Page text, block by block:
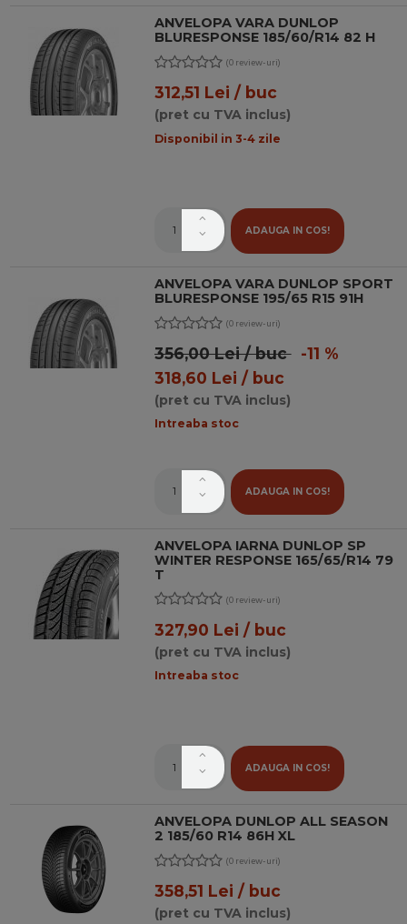
ANVELOPA VARA DUNLOP
BLURESPONSE 185/60/R14 82 H
(0 review-uri)
312,51 Lei / buc
(pret cu TVA inclus)
Disponibil in 3-4 zile
ADAUGA IN COS!
ANVELOPA VARA DUNLOP SPORT
BLURESPONSE 195/65 R15 91H
(0 review-uri)
356,00 Lei / buc-11 %
318,60 Lei / buc
(pret cu TVA inclus)
Intreaba stoc
ADAUGA IN COS!
ANVELOPA IARNA DUNLOP SP
WINTER RESPONSE 165/65/R14 79
T
(0 review-uri)
327,90 Lei / buc
(pret cu TVA inclus)
Intreaba stoc
ADAUGA IN COS!
ANVELOPA DUNLOP ALL SEASON
2 185/60 R14 86H XL
(0 review-uri)
358,51 Lei / buc
(pret cu TVA inclus)